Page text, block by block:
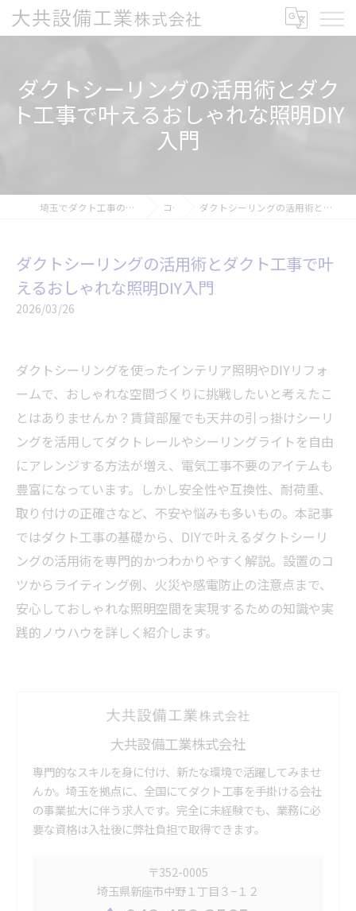
ダクトシーリングの活用術とダク
ト工事で叶えるおしゃれな照明DIY
入門
埼玉でダクト工事の求人なら大共設備工業株式会社 コラム ダクトシーリングの活用術とダクト工事で叶えるおしゃれな照明DIY入門
ダクトシーリングの活用術とダクト工事で叶
えるおしゃれな照明DIY入門
2026/03/26
ダクトシーリングを使ったインテリア照明やDIYリフォ
ームで、おしゃれな空間づくりに挑戦したいと考えたこ
とはありませんか？賃貸部屋でも天井の引っ掛けシーリ
ングを活用してダクトレールやシーリングライトを自由
にアレンジする方法が増え、電気工事不要のアイテムも
豊富になっています。しかし安全性や互換性、耐荷重、
取り付けの正確さなど、不安や悩みも多いもの。本記事
ではダクト工事の基礎から、DIYで叶えるダクトシーリ
ングの活用術を専門的かつわかりやすく解説。設置のコ
ツからライティング例、火災や感電防止の注意点まで、
安心しておしゃれな照明空間を実現するための知識や実
践的ノウハウを詳しく紹介します。
大共設備工業株式会社
専門的なスキルを身に付け、新たな環境で活躍してみませ
んか。埼玉を拠点に、全国にてダクト工事を手掛ける会社
の事業拡大に伴う求人です。完全に未経験でも、業務に必
要な資格は入社後に弊社負担で取得できます。
〒352-0005
埼玉県新座市中野１丁目３−１２